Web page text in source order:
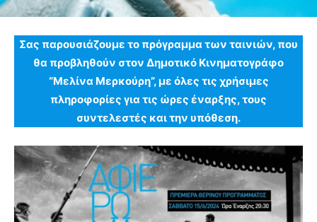
Σας παρουσιάζουμε το πρόγραμμα των ταινιών, που
θα προβληθούν στον Δημοτικό Κινηματογράφο
“Μελίνα Μερκούρη”, με όλες τις χρήσιμες
πληροφορίες για τις ώρες έναρξης, τους
συντελεστές και την υπόθεση.